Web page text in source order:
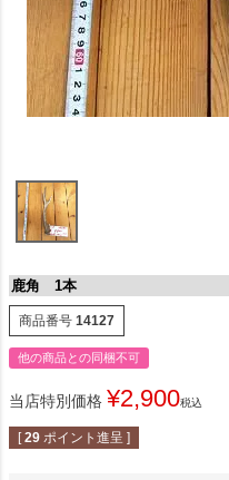
鹿角 1本
商品番号 14127
他の商品との同梱不可
当店特別価格 ¥2,900税込
[ 29 ポイント進呈 ]